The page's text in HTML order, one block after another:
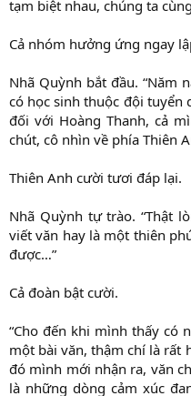
tạm biệt nhau, chúng ta
Cả nhóm hưởng ứng ngay
Nhã Quỳnh bắt đầu. “Năm
có học sinh thuộc đội tuyển
đối với Hoàng Thanh, cả
chút, cô nhìn về phía Thiên
Thiên Anh cười tươi đáp lại.
Nhã Quỳnh tự trào. “Thật
viết văn hay là một thiên
được…”
Cả đoàn bật cười.
“Cho đến khi mình thấy có
một bài văn, thậm chí là rất
đó mình mới nhận ra, văn
là những dòng cảm xúc